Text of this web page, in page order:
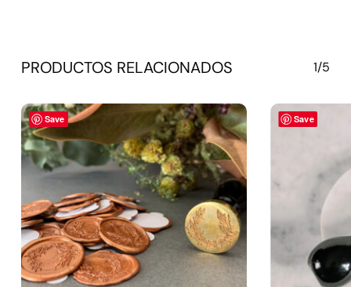
PRODUCTOS RELACIONADOS 1/5
Save Save